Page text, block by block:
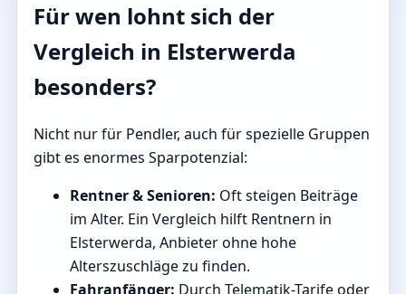
Für wen lohnt sich der
Vergleich in Elsterwerda
besonders?
Nicht nur für Pendler, auch für spezielle Gruppen
gibt es enormes Sparpotenzial:
Rentner & Senioren: Oft steigen Beiträge
im Alter. Ein Vergleich hilft Rentnern in
Elsterwerda, Anbieter ohne hohe
Alterszuschläge zu finden.
Fahranfänger: Durch Telematik-Tarife oder